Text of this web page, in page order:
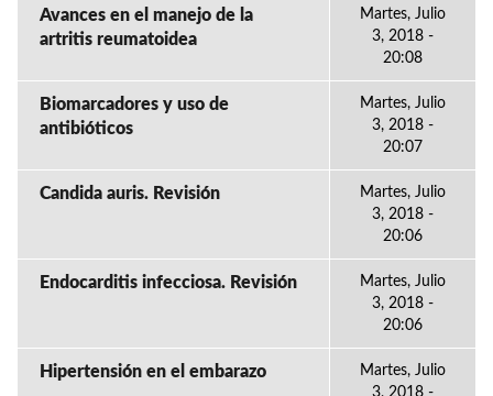
Avances en el manejo de la
artritis reumatoidea
Martes, Julio
3, 2018 -
20:08
Biomarcadores y uso de
antibióticos
Martes, Julio
3, 2018 -
20:07
Candida auris. Revisión
Martes, Julio
3, 2018 -
20:06
Endocarditis infecciosa. Revisión
Martes, Julio
3, 2018 -
20:06
Hipertensión en el embarazo
Martes, Julio